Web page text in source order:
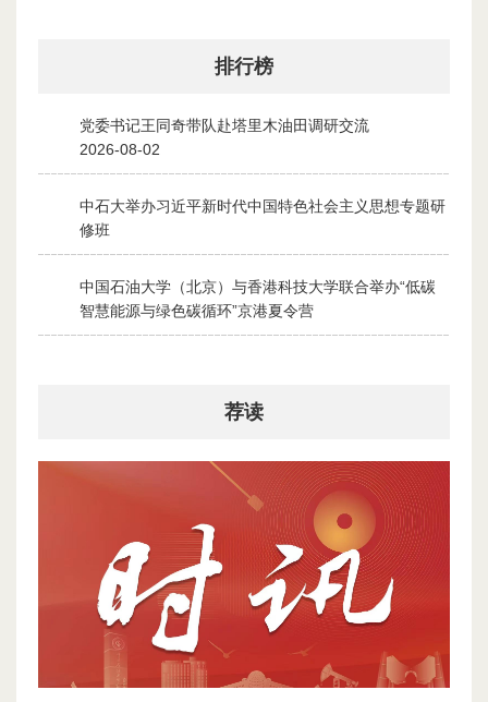
排行榜
党委书记王同奇带队赴塔里木油田调研交流
2026-08-02
中石大举办习近平新时代中国特色社会主义思想专题研
修班
2026-07-28
中国石油大学（北京）与香港科技大学联合举办“低碳
智慧能源与绿色碳循环”京港夏令营
2026-07-30
荐读